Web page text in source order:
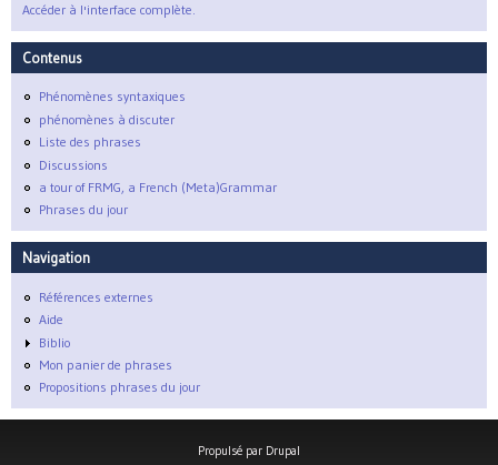
Accéder à l'interface complète.
Contenus
Phénomènes syntaxiques
phénomènes à discuter
Liste des phrases
Discussions
a tour of FRMG, a French (Meta)Grammar
Phrases du jour
Navigation
Références externes
Aide
Biblio
Mon panier de phrases
Propositions phrases du jour
Propulsé par Drupal